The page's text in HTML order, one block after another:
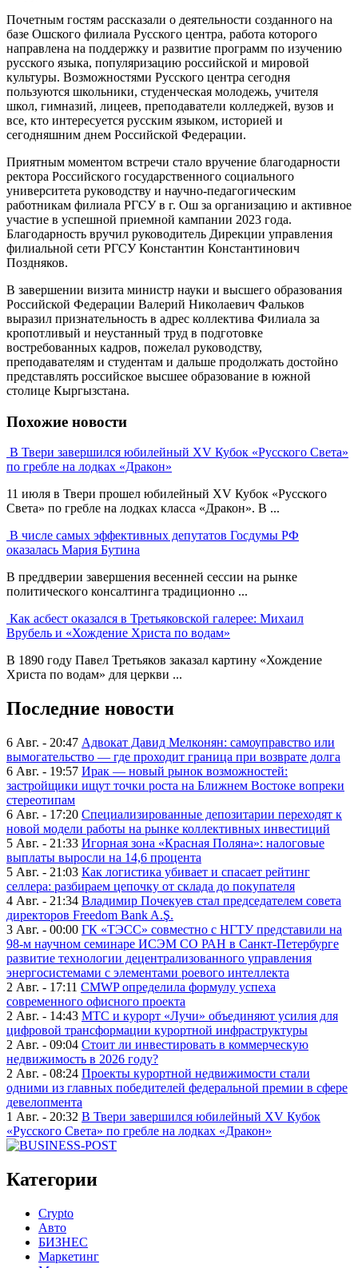
Почетным гостям рассказали о деятельности созданного на
базе Ошского филиала Русского центра, работа которого
направлена на поддержку и развитие программ по изучению
русского языка, популяризацию российской и мировой
культуры. Возможностями Русского центра сегодня
пользуются школьники, студенческая молодежь, учителя
школ, гимназий, лицеев, преподаватели колледжей, вузов и
все, кто интересуется русским языком, историей и
сегодняшним днем Российской Федерации.
Приятным моментом встречи стало вручение благодарности
ректора Российского государственного социального
университета руководству и научно-педагогическим
работникам филиала РГСУ в г. Ош за организацию и активное
участие в успешной приемной кампании 2023 года.
Благодарность вручил руководитель Дирекции управления
филиальной сети РГСУ Константин Константинович
Поздняков.
В завершении визита министр науки и высшего образования
Российской Федерации Валерий Николаевич Фальков
выразил признательность в адрес коллектива Филиала за
кропотливый и неустанный труд в подготовке
востребованных кадров, пожелал руководству,
преподавателям и студентам и дальше продолжать достойно
представлять российское высшее образование в южной
столице Кыргызстана.
Похожие новости
В Твери завершился юбилейный XV Кубок «Русского Света»
по гребле на лодках «Дракон»
11 июля в Твери прошел юбилейный XV Кубок «Русского
Света» по гребле на лодках класса «Дракон». В ...
В числе самых эффективных депутатов Госдумы РФ
оказалась Мария Бутина
В преддверии завершения весенней сессии на рынке
политического консалтинга традиционно ...
Как асбест оказался в Третьяковской галерее: Михаил
Врубель и «Хождение Христа по водам»
В 1890 году Павел Третьяков заказал картину «Хождение
Христа по водам» для церкви ...
Последние новости
6 Авг. - 20:47 Адвокат Давид Мелконян: самоуправство или
вымогательство — где проходит граница при возврате долга
6 Авг. - 19:57 Ирак — новый рынок возможностей:
застройщики ищут точки роста на Ближнем Востоке вопреки
стереотипам
6 Авг. - 17:20 Специализированные депозитарии переходят к
новой модели работы на рынке коллективных инвестиций
5 Авг. - 21:33 Игорная зона «Красная Поляна»: налоговые
выплаты выросли на 14,6 процента
5 Авг. - 21:03 Как логистика убивает и спасает рейтинг
селлера: разбираем цепочку от склада до покупателя
4 Авг. - 21:34 Владимир Почекуев стал председателем совета
директоров Freedom Bank A.Ş.
3 Авг. - 00:00 ГК «ТЭСС» совместно с НГТУ представили на
98-м научном семинаре ИСЭМ СО РАН в Санкт-Петербурге
развитие технологии децентрализованного управления
энергосистемами с элементами роевого интеллекта
2 Авг. - 17:11 CMWP определила формулу успеха
современного офисного проекта
2 Авг. - 14:43 МТС и курорт «Лучи» объединяют усилия для
цифровой трансформации курортной инфраструктуры
2 Авг. - 09:04 Стоит ли инвестировать в коммерческую
недвижимость в 2026 году?
2 Авг. - 08:24 Проекты курортной недвижимости стали
одними из главных победителей федеральной премии в сфере
девелопмента
1 Авг. - 20:32 В Твери завершился юбилейный XV Кубок
«Русского Света» по гребле на лодках «Дракон»
Категории
Crypto
Авто
БИЗНЕС
Маркетинг